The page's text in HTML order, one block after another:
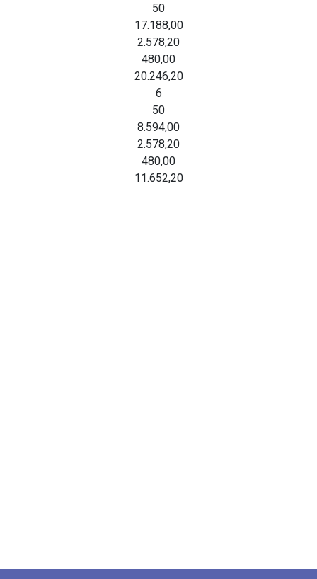
50
17.188,00
2.578,20
480,00
20.246,20
6
50
8.594,00
2.578,20
480,00
11.652,20